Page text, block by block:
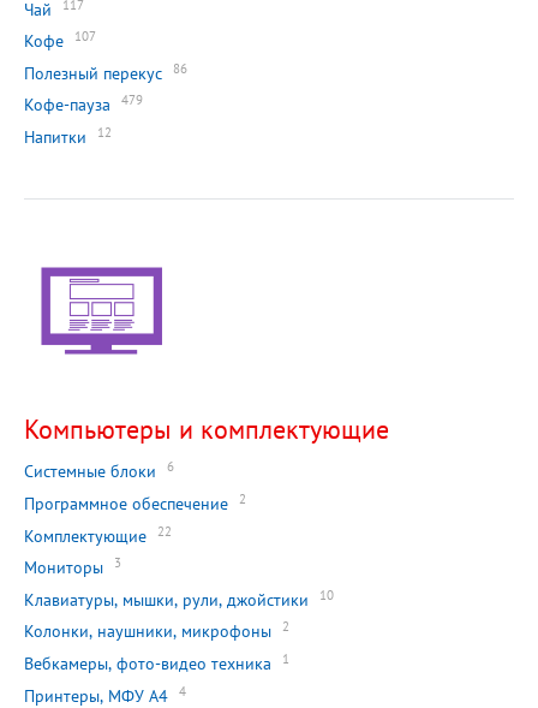
Чай 117
Кофе 107
Полезный перекус 86
Кофе-пауза 479
Напитки 12
Компьютеры и комплектующие
Системные блоки 6
Программное обеспечение 2
Комплектующие 22
Мониторы 3
Клавиатуры, мышки, рули, джойстики 10
Колонки, наушники, микрофоны 2
Вебкамеры, фото-видео техника 1
Принтеры, МФУ А4 4